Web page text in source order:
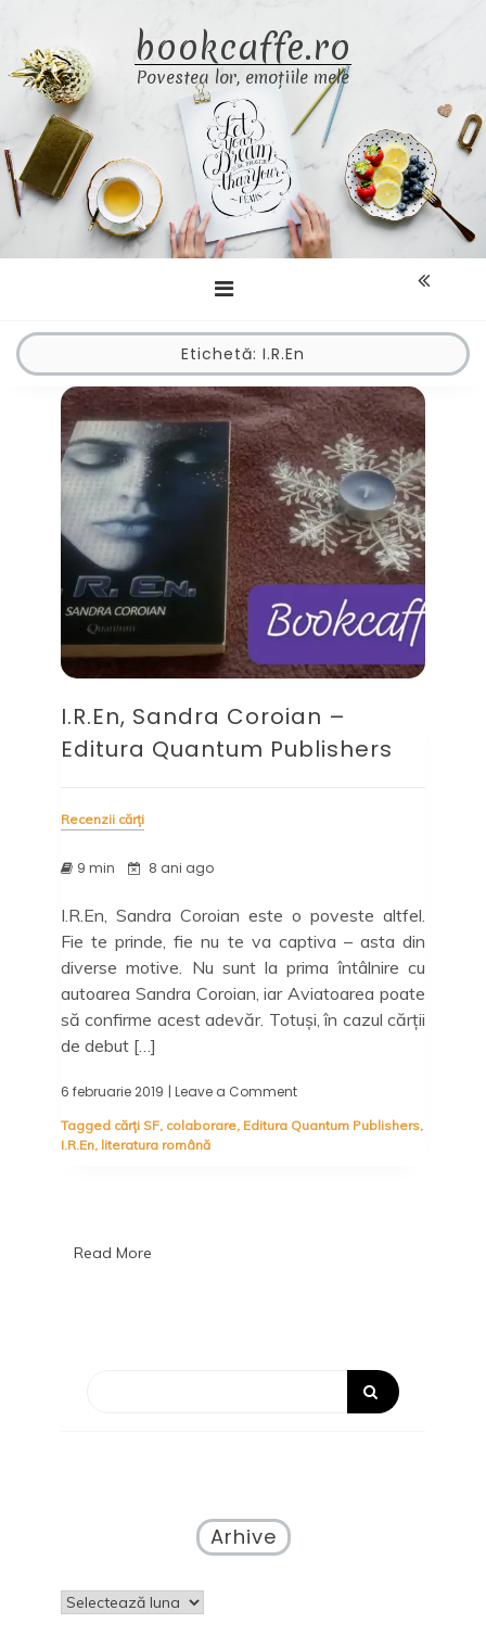
content
bookcaffe.ro
Povestea lor, emoțiile mele
Etichetă: I.R.En
I.R.En, Sandra Coroian –
Editura Quantum Publishers
Recenzii cărți
9 min 8 ani ago
I.R.En, Sandra Coroian este o poveste altfel.
Fie te prinde, fie nu te va captiva – asta din
diverse motive. Nu sunt la prima întâlnire cu
autoarea Sandra Coroian, iar Aviatoarea poate
să confirme acest adevăr. Totuși, în cazul cărții
de debut […]
6 februarie 2019 | Leave a Comment
Sandra
Tagged cărți SF, colaborare, Editura Quantum Publishers,
I.R.En, literatura română
Read More
Arhive
Arhive